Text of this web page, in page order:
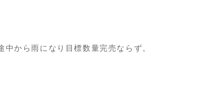
から雨になり目標数量完売ならず。